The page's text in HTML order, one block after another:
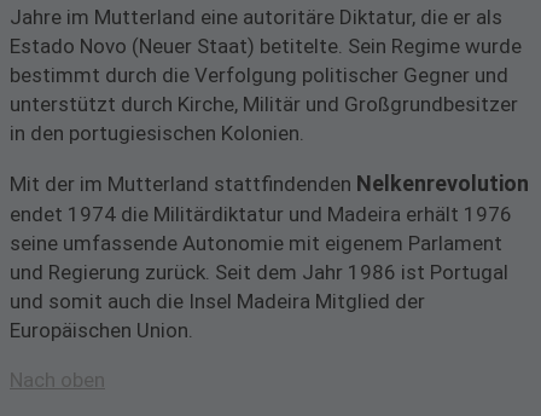
Jahre im Mutterland eine autoritäre Diktatur, die er als
Estado Novo (Neuer Staat) betitelte. Sein Regime wurde
bestimmt durch die Verfolgung politischer Gegner und
unterstützt durch Kirche, Militär und Großgrundbesitzer
in den portugiesischen Kolonien.
Mit der im Mutterland stattfindenden Nelkenrevolution
endet 1974 die Militärdiktatur und Madeira erhält 1976
seine umfassende Autonomie mit eigenem Parlament
und Regierung zurück. Seit dem Jahr 1986 ist Portugal
und somit auch die Insel Madeira Mitglied der
Europäischen Union.
Nach oben